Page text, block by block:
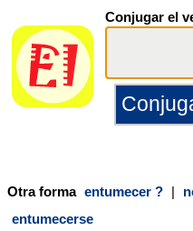
Conjugar el
Otra forma entumecer ? |
entumecerse